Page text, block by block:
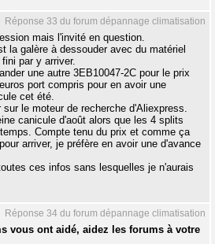
Réponse 33 du forum dépannage climatisation
mais l'invité en question.
la galère à dessouder avec du matériel
par y arriver.
une autre 3EB10047-2C pour le prix
port compris pour en avoir une
cet été.
le moteur de recherche d'Aliexpress.
canicule d'août alors que les 4 splits
Compte tenu du prix et comme ça
arriver, je préfère en avoir une d'avance
ces infos sans lesquelles je n'aurais
Réponse 34 du forum dépannage climatisation
vous ont aidé, aidez les forums à votre